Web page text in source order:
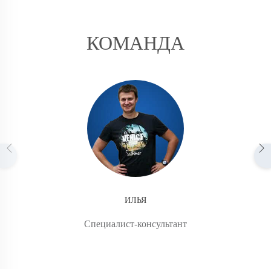
КОМАНДА
ИЛЬЯ
Специалист-консультант